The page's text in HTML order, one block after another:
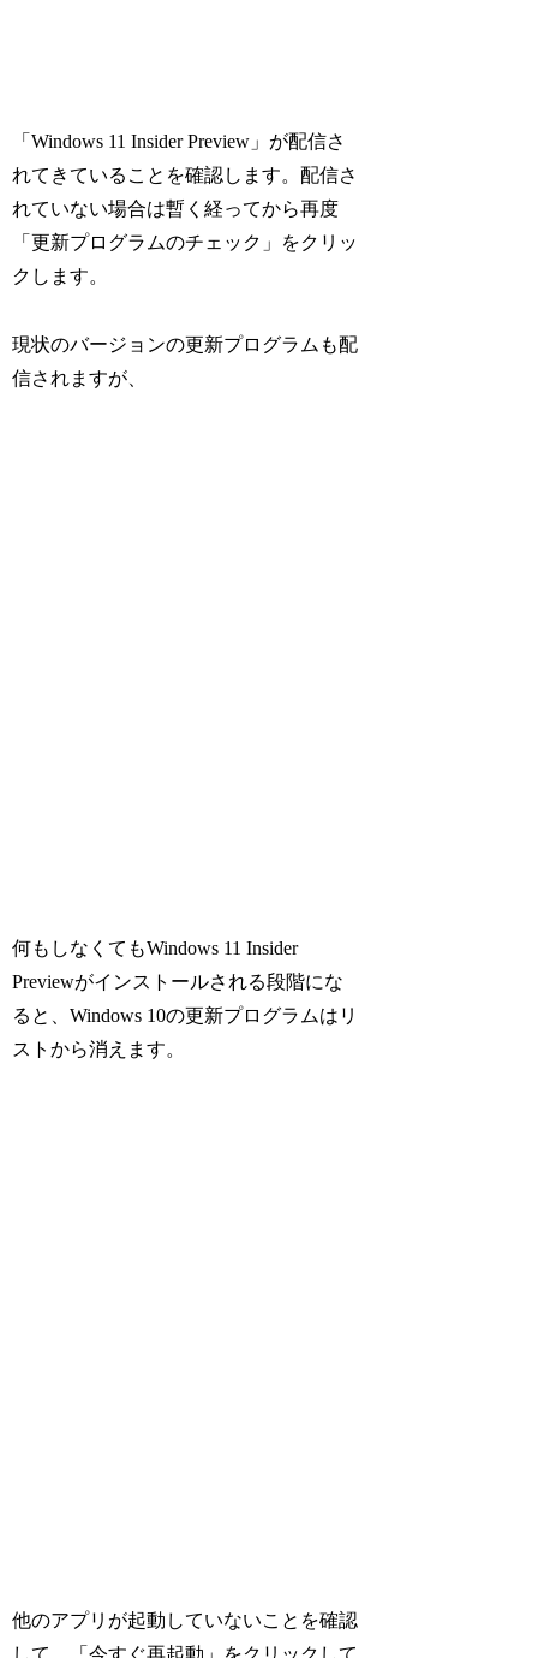
「Windows 11 Insider Preview」が配信さ
れてきていることを確認します。配信さ
れていない場合は暫く経ってから再度
「更新プログラムのチェック」をクリッ
クします。
現状のバージョンの更新プログラムも配
信されますが、
何もしなくてもWindows 11 Insider
Previewがインストールされる段階にな
ると、Windows 10の更新プログラムはリ
ストから消えます。
他のアプリが起動していないことを確認
して、「今すぐ再起動」をクリックして